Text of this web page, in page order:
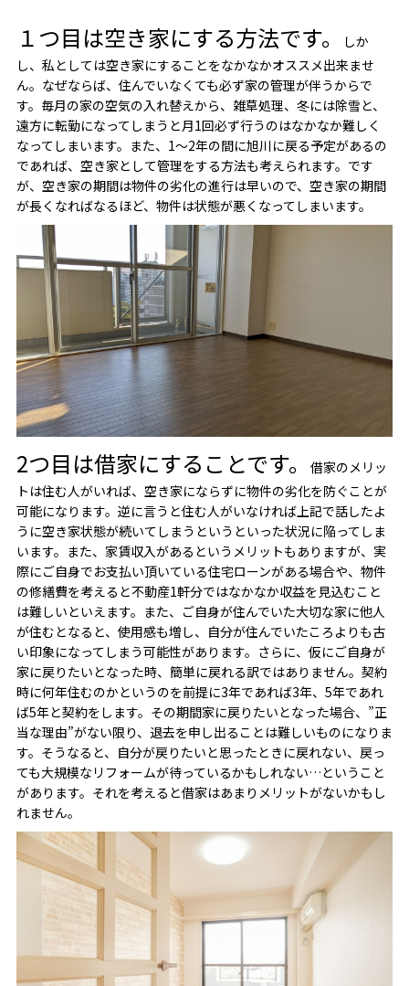
１つ目は空き家にする方法です。
しか
し、私としては空き家にすることをなかなかオススメ出来ませ
ん。なぜならば、住んでいなくても必ず家の管理が伴うからで
す。毎月の家の空気の入れ替えから、雑草処理、冬には除雪と、
遠方に転勤になってしまうと月1回必ず行うのはなかなか難しく
なってしまいます。また、1～2年の間に旭川に戻る予定があるの
であれば、空き家として管理をする方法も考えられます。です
が、空き家の期間は物件の劣化の進行は早いので、空き家の期間
が長くなればなるほど、物件は状態が悪くなってしまいます。
2つ目は借家にすることです。
借家のメリッ
トは住む人がいれば、空き家にならずに物件の劣化を防ぐことが
可能になります。逆に言うと住む人がいなければ上記で話したよ
うに空き家状態が続いてしまうというといった状況に陥ってしま
います。また、家賃収入があるというメリットもありますが、実
際にご自身でお支払い頂いている住宅ローンがある場合や、物件
の修繕費を考えると不動産1軒分ではなかなか収益を見込むこと
は難しいといえます。また、ご自身が住んでいた大切な家に他人
が住むとなると、使用感も増し、自分が住んでいたころよりも古
い印象になってしまう可能性があります。さらに、仮にご自身が
家に戻りたいとなった時、簡単に戻れる訳ではありません。契約
時に何年住むのかというのを前提に3年であれば3年、5年であれ
ば5年と契約をします。その期間家に戻りたいとなった場合、”正
当な理由”がない限り、退去を申し出ることは難しいものになりま
す。そうなると、自分が戻りたいと思ったときに戻れない、戻っ
ても大規模なリフォームが待っているかもしれない…ということ
があります。それを考えると借家はあまりメリットがないかもし
れません。